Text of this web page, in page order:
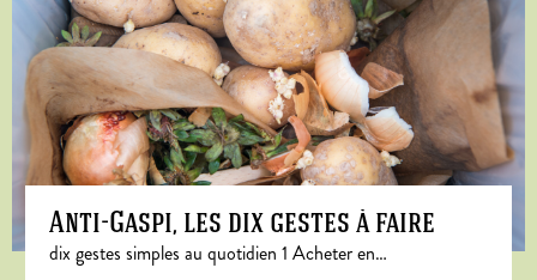
Anti-Gaspi, les dix gestes à faire
dix gestes simples au quotidien 1 Acheter en…